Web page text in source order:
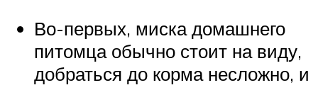
Во-первых, миска домашнего
питомца обычно стоит на виду,
добраться до корма несложно, и